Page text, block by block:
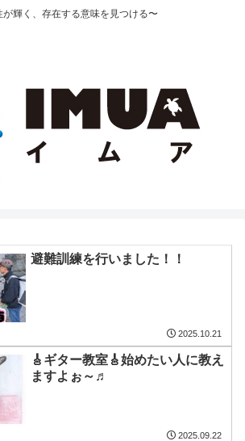
が輝く、存在する意味を見つける〜
避難訓練を行いました！！
2025.10.21
🎸ギター教室🎸始めたい人に教え
ますよぉ～♬
2025.09.22